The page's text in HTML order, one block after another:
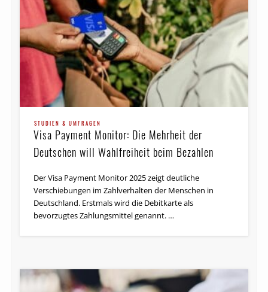
STUDIEN & UMFRAGEN
Visa Payment Monitor: Die Mehrheit der
Deutschen will Wahlfreiheit beim Bezahlen
Der Visa Payment Monitor 2025 zeigt deutliche
Verschiebungen im Zahlverhalten der Menschen in
Deutschland. Erstmals wird die Debitkarte als
bevorzugtes Zahlungsmittel genannt. …